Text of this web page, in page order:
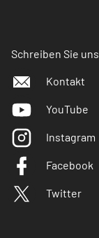
Schreiben Sie uns
Kontakt
YouTube
Instagram
Facebook
Twitter